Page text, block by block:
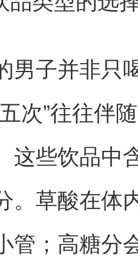
男子并非只
次”往往伴
这些饮品中
。草酸在体
管；高糖分